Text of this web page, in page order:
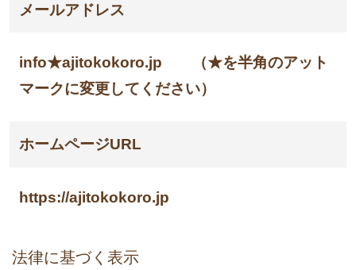
メールアドレス
info★ajitokokoro.jp （★を半角のアット
マークに変更してください）
ホームページURL
https://ajitokokoro.jp
法律に基づく表示